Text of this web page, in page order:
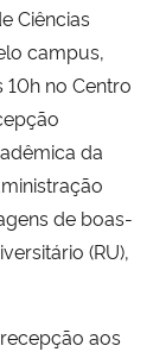
Ciências
campus,
no Centro
da
de boas-
(RU),
aos